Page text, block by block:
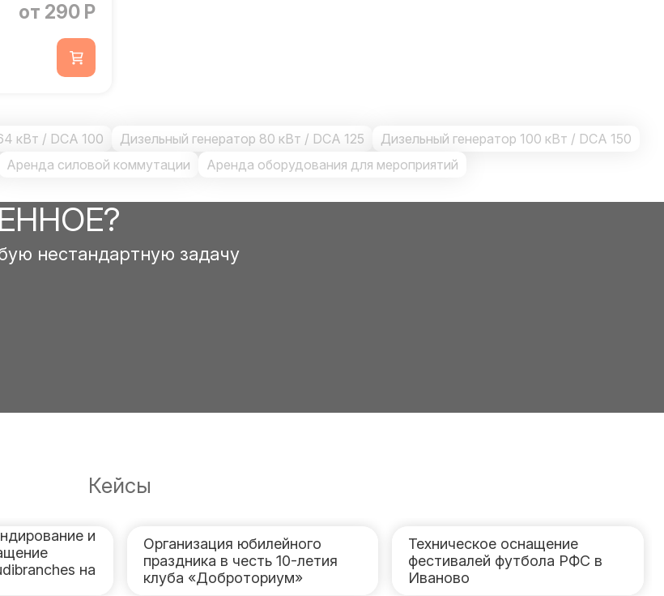
от 290 Р
кВт / DCA 100 Дизельный генератор 80 кВт / DCA 125
Дизельный генератор 100 кВт / DCA 150
Аренда силовой коммутации Аренда оборудования для мероприятий
нестандартную задачу
Кейсы
и
на
Организация юбилейного
праздника в честь 10-летия
клуба «Доброториум»
Техническое оснащение
фестивалей футбола РФС в
Иваново